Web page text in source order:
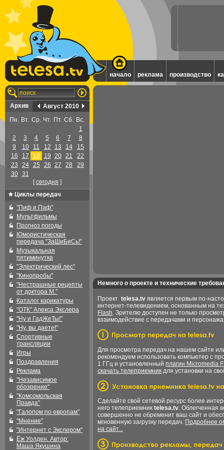
начало реклама производство
Архив
Август 2010
Пн. Вт. Ср. Чт. Пт. Сб. Вс.
1
2
3 4 5 6 7
8
9
10 11 12 13 14
15
16
17 18 19 20 21
22
23
24 25 26 27 28
29
30
31
[cегодня ]
Циклы передач
"Пиф и Паф"
Мультфильмы
Прогноз погоды
Юмористическая
передача "ЗаШиБиСь!"
Музыкальная
пятиминутка
"Электрический лес"
"Кинопробы"
"Нестрашные рецепты
от доктора М."
Каталог карикатуры
"ОТК" Алекса Экслера
"Ну и ГадЖеТы!"
"Ну, вы даете!"
Спортивные
трансляции
Игры
Поздравления
Реклама
"Независимое
обозрение"
"Комсомольская
Правда"
"Галопом по европам"
"Мнение"
"Интернет с Экслером"
Ёж Уолден. Автор:
Маша Якушина
Немного о проекте и технические
Проект telesa.tv является первым по-
интернет-телевидением, основанным на
Flash. Зрителю доступен не только
взаимодействие с передачами и
Для просмотра передач на нашем сайте
рекомендуем использовать компьютер с
1 ГГц и установленный плагин Micromedia
скачать телеприемник для установки на
Сделайте свой сетевой ресурс более
него телеприемник telesa.tv. Облегченная
совершенно не обременит ваш сайт и
мгновенную загрузку передач. Подробнее
на сайт...